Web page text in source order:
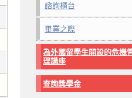
諮詢櫃台
畢業之際
為外國留學生開設的危機
理講座
查詢獎學金